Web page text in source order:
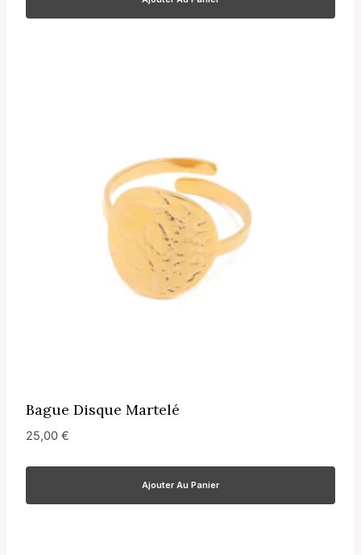
Bague Disque Martelé
25,00 €
Ajouter Au Panier